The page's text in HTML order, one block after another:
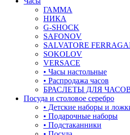
лягушки
медведь
музыка
мышки
обереги
один камень
ГАММА
НИКА
G-SHOCK
SAFONOV
SALVATORE
SOKOLOV
VERSACE
• Часы настольные
• Распродажа часов
БРАСЛЕТЫ ДЛЯ
Посуда и столовое серебро
• Детские наборы и
• Подарочные наборы
• Подстаканники